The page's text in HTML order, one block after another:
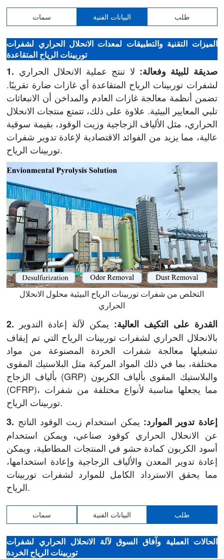
سمات البيانات الفنية طلب
الميزات التقنية والتطبيقات لمعدات الانحلال الحراري لشفرات
توربينات الرياح المتقاعدة
1. صديقة للبيئة وفعالة: لا تنتج عملية الانحلال الحراري
لشفرات توربينات الرياح المتقاعدة أي غازات ضارة تقريبًا.
تضمن أنظمة معالجة غازات العادم والمداخن أن الانبعاثات
تلبي المعايير البيئية. علاوة على ذلك، تتمتع منتجات الانحلال
الحراري، مثل الألياف الزجاجية وزيت الوقود، بقيمة سوقية
عالية، مما يزيد من الفوائد الاقتصادية لإعادة تدوير شفرات
توربينات الرياح.
التخلص من شفرات توربينات الرياح البيئية محلول الانحلال
الحراري
2. القدرة على التكيف العالية: يمكن لآلة إعادة التدوير
بالانحلال الحراري لشفرات توربينات الرياح التي تم إيقاف
تشغيلها معالجة شفرات الخردة المصنوعة من مواد
مختلفة، بما في ذلك المواد المركبة مثل البلاستيك المقوى
بألياف الزجاج (GRP) والبلاستيك المقوى بألياف الكربون
(CFRP)، مما يجعلها مناسبة لأنواع مختلفة من شفرات
توربينات الرياح.
3. إعادة تدوير الموارد: يمكن استخدام زيت الوقود الناتج
عن الانحلال الحراري كوقود صناعي، ويمكن استخدام
أسود الكربون كمادة حشو في المنتجات المطاطية، ويمكن
إعادة تدوير المعدن والألياف الزجاجية وإعادة استخدامها،
مما يحقق الاسترداد الكامل للموارد لشفرات توربينات
الرياح.
سمات البيانات الفنية طلب
الحالات العملية وآفاق السوق لآلة الانحلال الحراري لشفرات
توربينات الرياح الخردة